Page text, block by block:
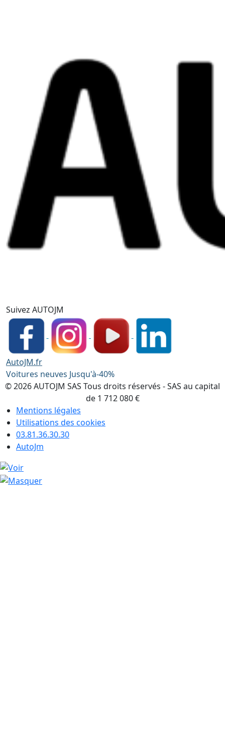
Suivez AUTOJM
AutoJM.fr
Voitures neuves Jusqu'à-40%
© 2026 AUTOJM SAS Tous droits réservés - SAS au capital
de 1 712 080 €
Mentions légales
Utilisations des cookies
03.81.36.30.30
AutoJm